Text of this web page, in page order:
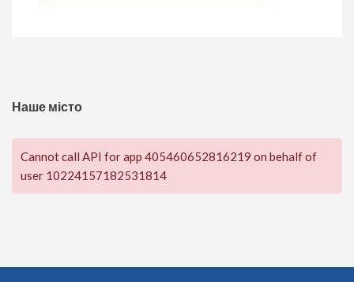
Наше місто
Cannot call API for app 405460652816219 on behalf of
user 10224157182531814